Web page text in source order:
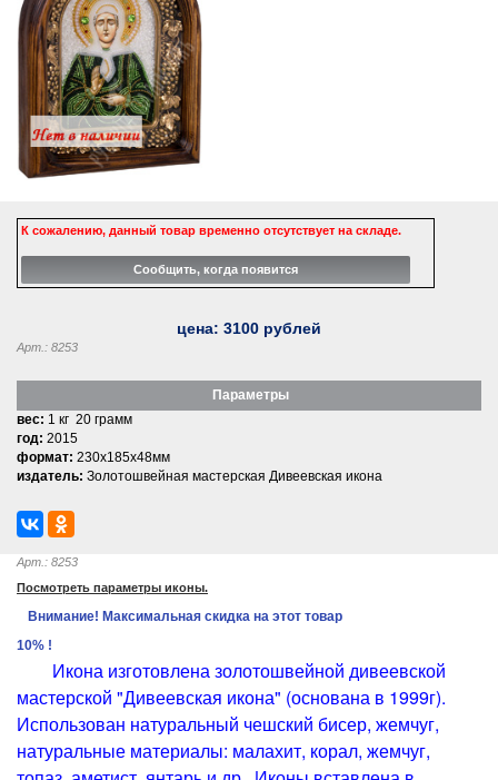
К сожалению, данный товар временно отсутствует на складе.
цена: 3100 рублей
Арт.: 8253
Параметры
вес: 1 кг 20 грамм
год: 2015
формат: 230x185x48мм
издатель: Золотошвейная мастерская Дивеевская икона
Арт.: 8253
Посмотреть параметры иконы.
Внимание! Максимальная скидка на этот товар
10% !
Икона изготовлена золотошвейной дивеевской
мастерской "Дивеевская икона" (основана в 1999г).
Использован натуральный чешский бисер, жемчуг,
натуральные материалы: малахит, корал, жемчуг,